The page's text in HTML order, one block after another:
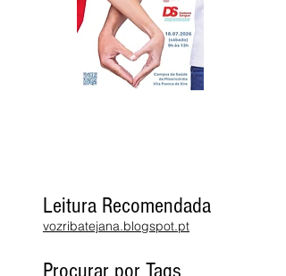
Leitura Recomendada
vozribatejana.blogspot.pt
Procurar por Tags